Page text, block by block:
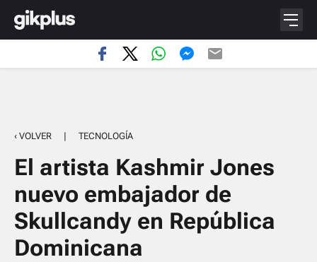
‹ VOLVER | TECNOLOGÍA
El artista Kashmir Jones
nuevo embajador de
Skullcandy en República
Dominicana